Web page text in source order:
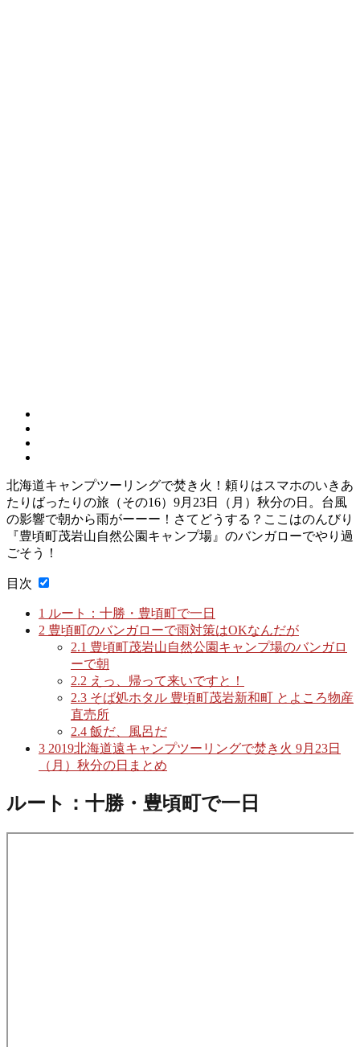
北海道キャンプツーリングで焚き火！頼りはスマホのいきあ
たりばったりの旅（その16）9月23日（月）秋分の日。台風
の影響で朝から雨がーーー！さてどうする？ここはのんびり
『豊頃町茂岩山自然公園キャンプ場』のバンガローでやり過
ごそう！
目次
1 ルート：十勝・豊頃町で一日
2 豊頃町のバンガローで雨対策はOKなんだが
2.1 豊頃町茂岩山自然公園キャンプ場のバンガロ
ーで朝
2.2 えっ、帰って来いですと！
2.3 そば処ホタル 豊頃町茂岩新和町 とよころ物産
直売所
2.4 飯だ、風呂だ
3 2019北海道遠キャンプツーリングで焚き火 9月23日
（月）秋分の日まとめ
ルート：十勝・豊頃町で一日